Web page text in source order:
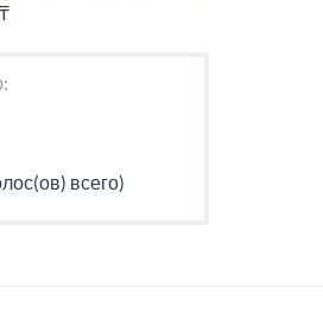
всего)